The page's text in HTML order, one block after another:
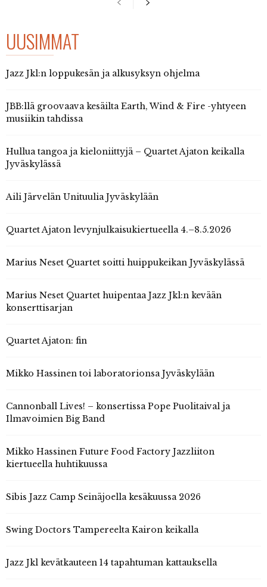
UUSIMMAT
Jazz Jkl:n loppukesän ja alkusyksyn ohjelma
JBB:llä groovaava kesäilta Earth, Wind & Fire -yhtyeen
musiikin tahdissa
Hullua tangoa ja kieloniittyjä – Quartet Ajaton keikalla
Jyväskylässä
Aili Järvelän Unituulia Jyväskylään
Quartet Ajaton levynjulkaisukiertueella 4.–8.5.2026
Marius Neset Quartet soitti huippukeikan Jyväskylässä
Marius Neset Quartet huipentaa Jazz Jkl:n kevään
konserttisarjan
Quartet Ajaton: fin
Mikko Hassinen toi laboratorionsa Jyväskylään
Cannonball Lives! – konsertissa Pope Puolitaival ja
Ilmavoimien Big Band
Mikko Hassinen Future Food Factory Jazzliiton
kiertueella huhtikuussa
Sibis Jazz Camp Seinäjoella kesäkuussa 2026
Swing Doctors Tampereelta Kairon keikalla
Jazz Jkl kevätkauteen 14 tapahtuman kattauksella